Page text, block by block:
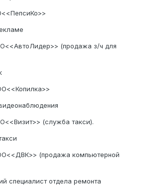
(продажа з/ч для
(служба такси).
(продажа компьютерной
специалист отдела ремонта